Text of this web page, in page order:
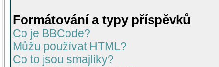
Formátování a typy příspěvků
Co je BBCode?
Můžu používat HTML?
Co to jsou smajlíky?